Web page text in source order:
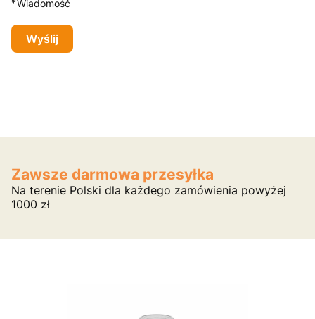
*Wiadomość
Wyślij
Zawsze darmowa przesyłka
Na terenie Polski dla każdego zamówienia powyżej
1000 zł